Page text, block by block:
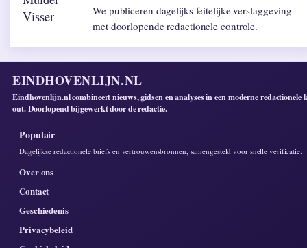
We publiceren dagelijks feitelijke verslaggeving
met doorlopende redactionele controle.
EINDHOVENLIJN.NL
Eindhovenlijn.nl combineert nieuws, gidsen en analyses in een moderne redactionele
out. Doorlopend bijgewerkt door de redactie.
Populair
Dagelijkse redactionele briefs en vertrouwensbronnen, samengesteld voor snelle verificatie.
Over ons
Contact
Geschiedenis
Privacybeleid